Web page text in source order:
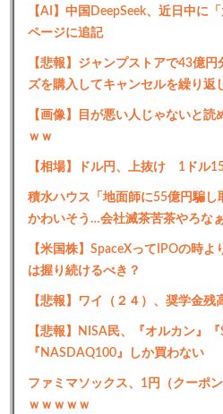
【AI】中国DeepSeek、近日中
ページに追記
【悲報】ジャンプストアで43億
ズを購入してキャンセルを繰り返
【画像】目が悪い人じゃないと読
ｗｗ
【相場】ドル円、上抜け 1ドル
積水ハウス「地面師に55億円騙
かわいそう…会社滅茶苦茶やろなぁ
【米国株】SpaceXってIPOの時
は握り続けるべき？
【悲報】ワイ（２４）、奨学金残
【悲報】NISA民、『オルカン』『
『NASDAQ100』しか買わない
ファミマソックス、1円（クーポ
ｗｗｗｗｗ